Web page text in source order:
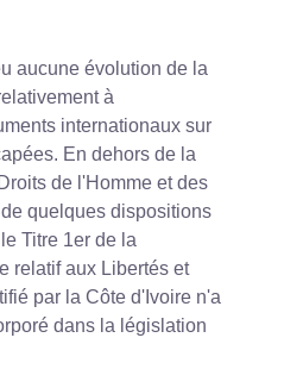
aucune évolution de la
à
internationaux sur
En dehors de la
de l'Homme et des
quelques dispositions
Titre 1er de la
relatif aux Libertés et
par la Côte d'Ivoire n'a
dans la législation